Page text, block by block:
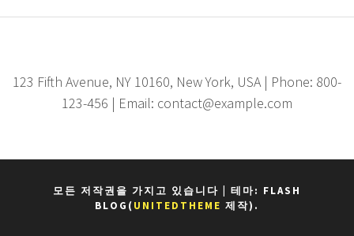
123 Fifth Avenue, NY 10160, New York, USA | Phone: 800-
123-456 | Email: contact@example.com
모든 저작권을 가지고 있습니다
테마: FLASH
BLOG(UNITEDTHEME 제작).